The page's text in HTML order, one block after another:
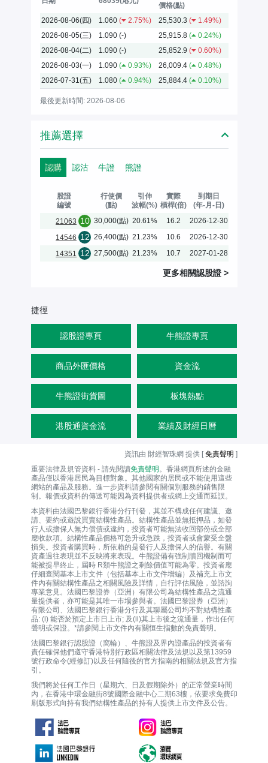
價格(點)
2026-08-06(四)
1.060 ( 2.75%) 25,530.3 (
1.49%)
2026-08-05(三)
1.090 (-) 25,915.8 (
0.24%)
2026-08-04(二)
1.090 (-) 25,852.9 (
0.60%)
2026-08-03(一)
1.090 ( 0.93%) 26,009.4 (
0.48%)
2026-07-31(五)
1.080 ( 0.94%) 25,884.4 ( 0.10%)
最後更新時間: 2026-08-06
推薦選擇
認購 認沽 牛證 熊證
股證
編號
行使價
(點)
引伸
波幅(%)
實際
槓桿(倍)
到期日
(年-月-日)
21063 10 30,000(點) 20.61% 16.2
2026-12-30
14546 12 26,400(點) 21.23% 10.6
2026-12-30
14351 12 27,500(點) 21.23% 10.7 2027-01-28
更多相關認股證>
捷徑
認股證專頁 牛熊證專頁
商品外匯價格 資金流
牛熊證街貨圖 板塊熱點
港股通資金流 業績及財經日曆
資訊由 財經智珠網 提供 [免責聲明 ]
重要法律及規管資料 - 請先閱讀免責聲明 。香港網頁所述的金融
產品僅以香港居民為目標對象。其他國家的居民或不能使用這些
網站的產品及服務。進一步資料請參閱有關個別服務的銷售限
制。報價或資料的傳送可能因為資料提供者或網上交通而延誤。
本資料由法國巴黎銀行香港分行刊發，其並不構成任何建議、邀
請、要約或遊說買賣結構性產品。結構性產品並無抵押品，如發
行人或擔保人無力償債或違約，投資者可能無法收回部份或全部
應收款項。結構性產品價格可急升或急跌，投資者或會蒙受全盤
損失。投資者購買時，所依賴的是發行人及擔保人的信譽。有關
資產過往表現並不反映將來表現。牛熊證備有強制贖回機制而可
能被提早終止，屆時 R類牛熊證之剩餘價值可能為零。投資者應
仔細查閱基本上市文件（包括基本上市文件增編）及補充上市文
件內有關結構性產品之相關風險及詳情，自行評估風險，並諮詢
專業意見。法國巴黎證券（亞洲）有限公司為結構性產品之流通
量提供者，亦可能是其唯一巿場參與者。法國巴黎證券（亞洲）
有限公司、法國巴黎銀行香港分行及其聯屬公司均不對結構性產
品: (i) 能否於預定上市日上市; 及(ii)其上市後之流通量，作出任何
聲明或保證。*請參閱上市文件內有關恒生指數的免責聲明。
法國巴黎銀行認股證（窩輪）、牛熊證及界內證產品的投資者有
責任確保他們遵守香港特別行政區相關法律及法規以及第13959
號行政命令(經修訂)以及任何隨後的官方指南的相關法規及官方指
引。
我們將於任何工作日（星期六、日及假期除外）的正常營業時間
內，在香港中環金融街8號國際金融中心二期63樓，依要求免費印
刷版形式向持有我們結構性產品的持有人提供上市文件及公告。